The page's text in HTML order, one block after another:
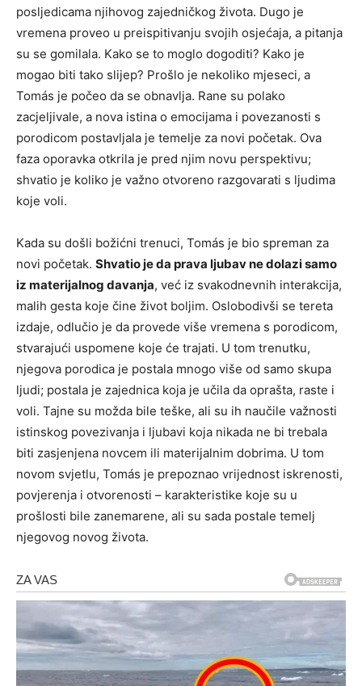
posljedicama njihovog zajedničkog života. Dugo je
vremena proveo u preispitivanju svojih osjećaja, a pitanja
su se gomilala. Kako se to moglo dogoditi? Kako je
mogao biti tako slijep? Prošlo je nekoliko mjeseci, a
Tomás je počeo da se obnavlja. Rane su polako
zacjeljivale, a nova istina o emocijama i povezanosti s
porodicom postavljala je temelje za novi početak. Ova
faza oporavka otkrila je pred njim novu perspektivu;
shvatio je koliko je važno otvoreno razgovarati s ljudima
koje voli.
Kada su došli božićni trenuci, Tomás je bio spreman za
novi početak. Shvatio je da prava ljubav ne dolazi samo
iz materijalnog davanja, već iz svakodnevnih interakcija,
malih gesta koje čine život boljim. Oslobodivši se tereta
izdaje, odlučio je da provede više vremena s porodicom,
stvarajući uspomene koje će trajati. U tom trenutku,
njegova porodica je postala mnogo više od samo skupa
ljudi; postala je zajednica koja je učila da oprašta, raste i
voli. Tajne su možda bile teške, ali su ih naučile važnosti
istinskog povezivanja i ljubavi koja nikada ne bi trebala
biti zasjenjena novcem ili materijalnim dobrima. U tom
novom svjetlu, Tomás je prepoznao vrijednost iskrenosti,
povjerenja i otvorenosti – karakteristike koje su u
prošlosti bile zanemarene, ali su sada postale temelj
njegovog novog života.